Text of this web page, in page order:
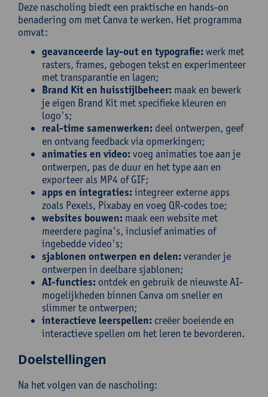
Deze nascholing biedt een praktische en hands-on
benadering om met Canva te werken. Het programma
omvat:
geavanceerde lay-out en typografie:werk met
rasters, frames, gebogen tekst en experimenteer
met transparantie en lagen;
Brand Kit en huisstijlbeheer: maak en bewerk
je eigen Brand Kit met specifieke kleuren en
logo's;
real-time samenwerken: deel ontwerpen, geef
en ontvang feedback via opmerkingen;
animaties en video:voeg animaties toe aan je
ontwerpen, pas de duur en het type aan en
exporteer als MP4 of GIF;
apps en integraties:integreer externe apps
zoals Pexels, Pixabay en voeg QR-codes toe;
websites bouwen: maak een website met
meerdere pagina's, inclusief animaties of
ingebedde video's;
sjablonen ontwerpen en delen:verander je
ontwerpen in deelbare sjablonen;
AI-functies: ontdek en gebruik de nieuwste AI-
mogelijkheden binnen Canva om sneller en
slimmer te ontwerpen;
interactieve leerspellen: creëer boeiende en
interactieve spellen om het leren te bevorderen.
Doelstellingen
Na het volgen van de nascholing: